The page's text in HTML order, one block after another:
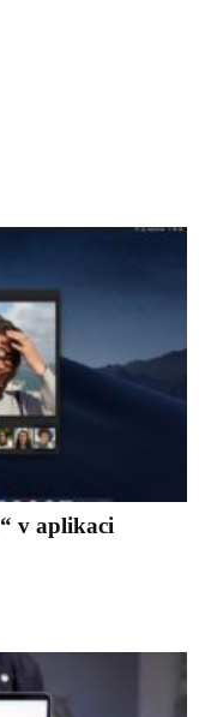
v aplikaci